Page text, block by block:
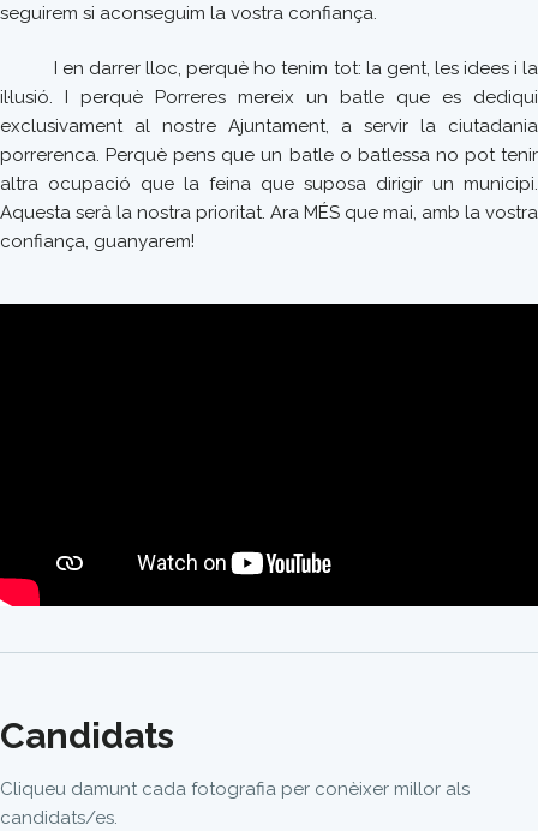
seguirem si aconseguim la vostra confiança.
I en darrer lloc, perquè ho tenim tot: la gent, les idees i la
il·lusió. I perquè Porreres mereix un batle que es dediqui
exclusivament al nostre Ajuntament, a servir la ciutadania
porrerenca. Perquè pens que un batle o batlessa no pot tenir
altra ocupació que la feina que suposa dirigir un municipi.
Aquesta serà la nostra prioritat. Ara MÉS que mai, amb la vostra
confiança, guanyarem!
Candidats
Cliqueu damunt cada fotografia per conèixer millor als
candidats/es.